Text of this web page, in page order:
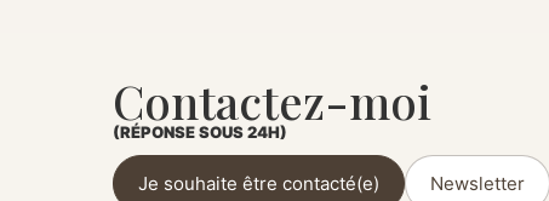
Contactez-moi
(RÉPONSE SOUS 24H)
Je souhaite être contacté(e) Newsletter